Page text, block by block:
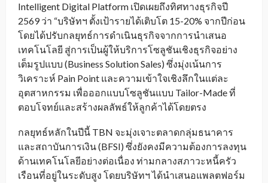
Intelligent Digital Platform เปิดเผยถึงทิศทางธุรกิจปี
2569 ว่า “บริษัทฯ ตั้งเป้ารายได้เติบโต 15-20% จากปีก่อน
โดยได้ปรับกลยุทธ์การดำเนินธุรกิจจากการนำเสนอ
เทคโนโลยี สู่การเป็นผู้ให้บริการโซลูชันเชิงธุรกิจอย่าง
เต็มรูปแบบ (Business Solution Sales) ซึ่งมุ่งเน้นการ
วิเคราะห์ Pain Point และความเข้าใจเชิงลึกในแต่ละ
อุตสาหกรรม เพื่อออกแบบโซลูชันแบบ Tailor-Made ที่
ตอบโจทย์และสร้างผลลัพธ์ให้ลูกค้าได้โดยตรง
กลยุทธ์หลักในปีนี้ TBN จะมุ่งเจาะตลาดกลุ่มธนาคาร
และสถาบันการเงิน (BFSI) ซึ่งยังคงมีความต้องการลงทุน
ด้านเทคโนโลยีอย่างต่อเนื่อง ท่ามกลางสภาวะหนี้ครัว
เรือนที่อยู่ในระดับสูง โดยบริษัทฯ ได้นำเสนอแพลตฟอร์ม